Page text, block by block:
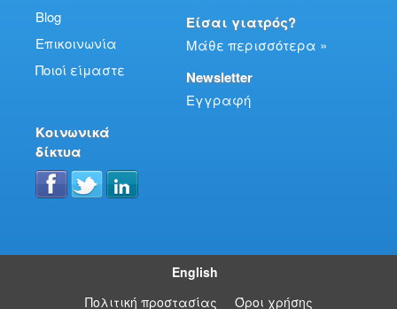
Blog
Επικοινωνία
Ποιοί είμαστε
Είσαι γιατρός?
Μάθε περισσότερα »
Newsletter
Εγγραφή
Κοινωνικά
δίκτυα
English
Πολιτική προστασίας
Όροι χρήσης